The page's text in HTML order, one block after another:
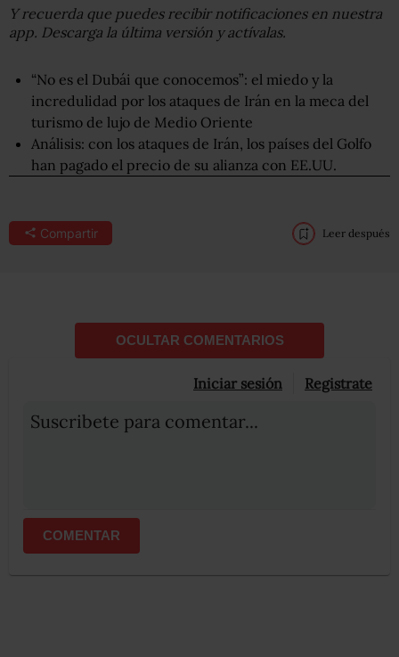
Y recuerda que puedes recibir notificaciones en nuestra
app. Descarga la última versión y actívalas.
“No es el Dubái que conocemos”: el miedo y la
incredulidad por los ataques de Irán en la meca del
turismo de lujo de Medio Oriente
Análisis: con los ataques de Irán, los países del Golfo
han pagado el precio de su alianza con EE.UU.
Compartir Leer después
OCULTAR COMENTARIOS
Iniciar sesión Registrate
Suscribete para comentar...
COMENTAR